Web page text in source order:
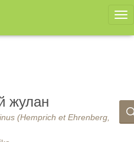
жулан
(Hemprich et Ehrenberg,